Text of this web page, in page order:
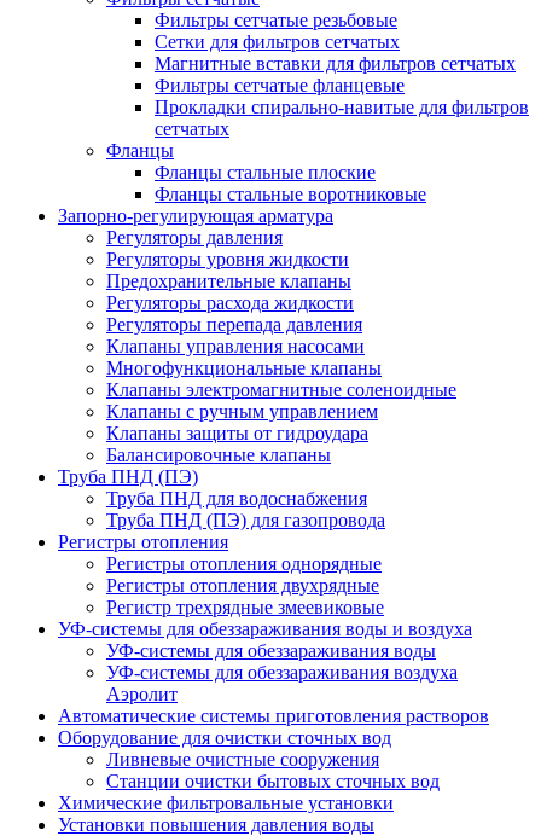
Фильтры сетчатые резьбовые
Сетки для фильтров сетчатых
Магнитные вставки для фильтров сетчатых
Фильтры сетчатые фланцевые
Прокладки спирально-навитые для фильтров
сетчатых
Фланцы
Фланцы стальные плоские
Фланцы стальные воротниковые
Запорно-регулирующая арматура
Регуляторы давления
Регуляторы уровня жидкости
Предохранительные клапаны
Регуляторы расхода жидкости
Регуляторы перепада давления
Клапаны управления насосами
Многофункциональные клапаны
Клапаны электромагнитные соленоидные
Клапаны с ручным управлением
Клапаны защиты от гидроудара
Балансировочные клапаны
Труба ПНД (ПЭ)
Труба ПНД для водоснабжения
Труба ПНД (ПЭ) для газопровода
Регистры отопления
Регистры отопления однорядные
Регистры отопления двухрядные
Регистр трехрядные змеевиковые
УФ-системы для обеззараживания воды и воздуха
УФ-системы для обеззараживания воды
УФ-системы для обеззараживания воздуха
Аэролит
Автоматические системы приготовления растворов
Оборудование для очистки сточных вод
Ливневые очистные сооружения
Станции очистки бытовых сточных вод
Химические фильтровальные установки
Установки повышения давления воды